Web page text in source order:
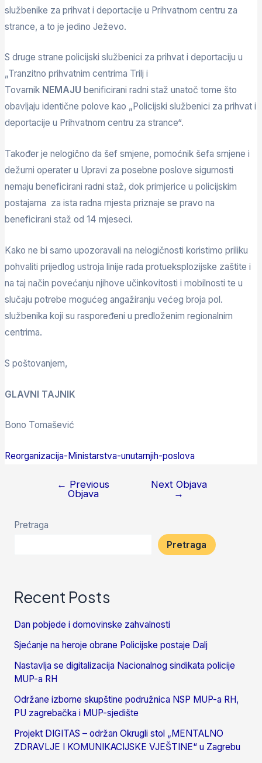
službenike za prihvat i deportacije u Prihvatnom centru za
strance, a to je jedino Ježevo.
S druge strane policijski službenici za prihvat i deportaciju u
„Tranzitno prihvatnim centrima Trilj i
Tovarnik NEMAJU benificirani radni staž unatoč tome što
obavljaju identične polove kao „Policijski službenici za prihvat i
deportacije u Prihvatnom centru za strance“.
Također je nelogično da šef smjene, pomoćnik šefa smjene i
dežurni operater u Upravi za posebne poslove sigurnosti
nemaju beneficirani radni staž, dok primjerice u policijskim
postajama za ista radna mjesta priznaje se pravo na
beneficirani staž od 14 mjeseci.
Kako ne bi samo upozoravali na nelogičnosti koristimo priliku
pohvaliti prijedlog ustroja linije rada protueksplozijske zaštite i
na taj način povećanju njihove učinkovitosti i mobilnosti te u
slučaju potrebe mogućeg angažiranju većeg broja pol.
službenika koji su raspoređeni u predloženim regionalnim
centrima.
S poštovanjem,
GLAVNI TAJNIK
Bono Tomašević
Reorganizacija-Ministarstva-unutarnjih-poslova
← Previous
Objava
Next Objava
→
Pretraga
Pretraga
Recent Posts
Dan pobjede i domovinske zahvalnosti
Sjećanje na heroje obrane Policijske postaje Dalj
Nastavlja se digitalizacija Nacionalnog sindikata policije
MUP-a RH
Održane izborne skupštine podružnica NSP MUP-a RH,
PU zagrebačka i MUP-sjedište
Projekt DIGITAS – održan Okrugli stol „MENTALNO
ZDRAVLJE I KOMUNIKACIJSKE VJEŠTINE“ u Zagrebu